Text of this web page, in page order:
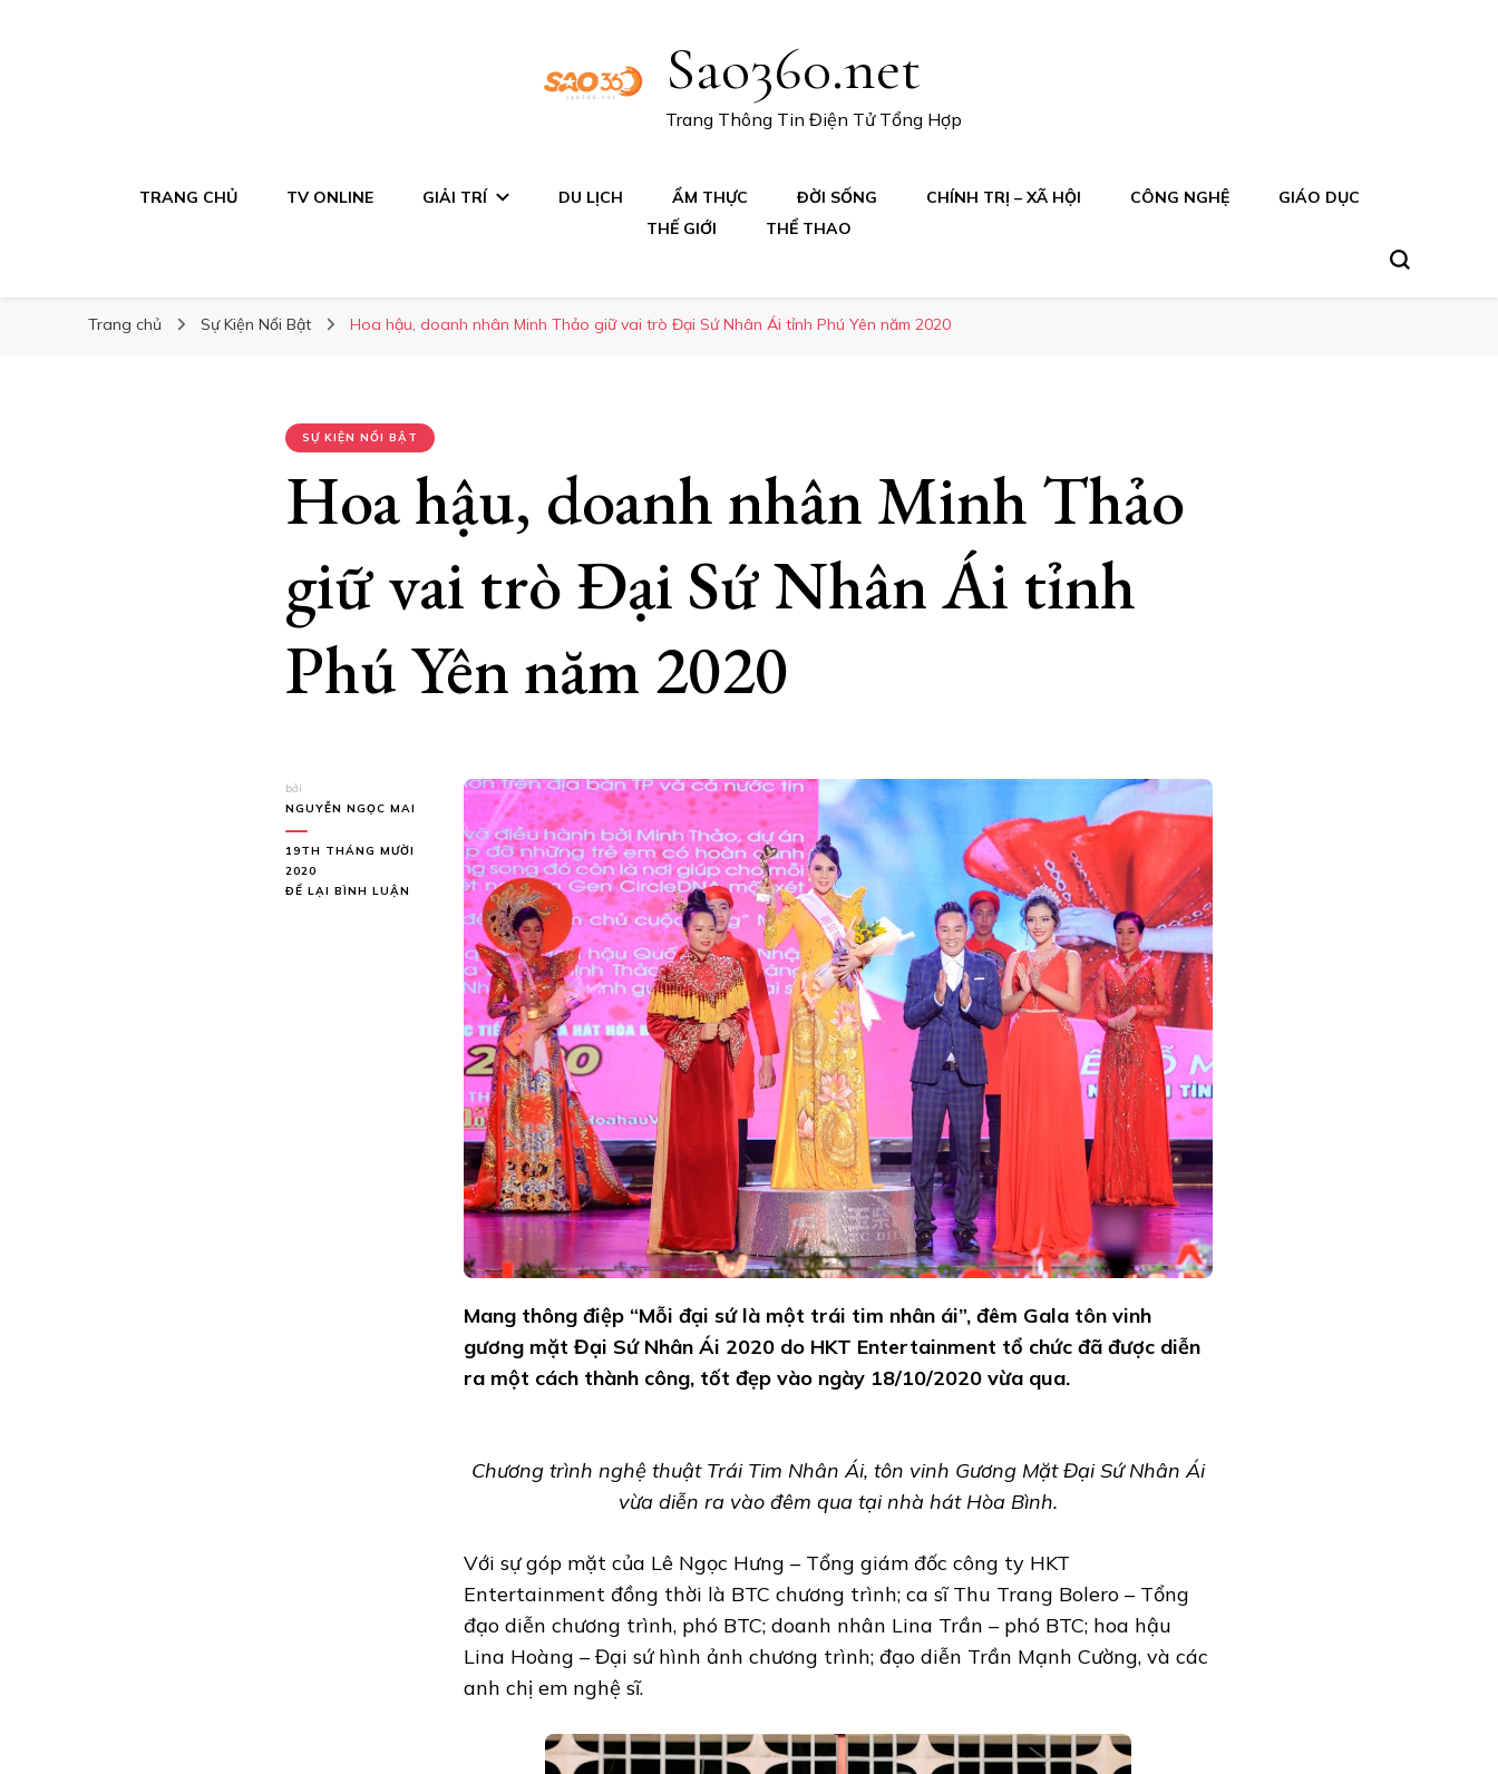
Sao360.net
Trang Thông Tin Điện Tử Tổng Hợp
TRANG CHỦ TV ONLINE GIẢI TRÍ DU LỊCH ẨM THỰC ĐỜI SỐNG CHÍNH TRỊ – XÃ HỘI CÔNG NGHỆ
GIÁO DỤC
THẾ GIỚI
THỂ THAO
Trang chủ Sự Kiện Nổi Bật Hoa hậu, doanh nhân Minh Thảo giữ vai trò Đại Sứ Nhân Ái tỉnh Phú Yên năm 2020
SỰ KIỆN NỔI BẬT
Hoa hậu, doanh nhân Minh Thảo
giữ vai trò Đại Sứ Nhân Ái tỉnh
Phú Yên năm 2020
bởi
NGUYỄN NGỌC MAI
19TH THÁNG MƯỜI
2020
ĐỂ LẠI BÌNH LUẬN
Mang thông điệp “Mỗi đại sứ là một trái tim nhân ái”, đêm Gala tôn vinh
gương mặt Đại Sứ Nhân Ái 2020 do HKT Entertainment tổ chức đã được diễn
ra một cách thành công, tốt đẹp vào ngày 18/10/2020 vừa qua.
Chương trình nghệ thuật Trái Tim Nhân Ái, tôn vinh Gương Mặt Đại Sứ Nhân Ái
vừa diễn ra vào đêm qua tại nhà hát Hòa Bình.
Với sự góp mặt của Lê Ngọc Hưng – Tổng giám đốc công ty HKT
Entertainment đồng thời là BTC chương trình; ca sĩ Thu Trang Bolero – Tổng
đạo diễn chương trình, phó BTC; doanh nhân Lina Trần – phó BTC; hoa hậu
Lina Hoàng – Đại sứ hình ảnh chương trình; đạo diễn Trần Mạnh Cường, và các
anh chị em nghệ sĩ.